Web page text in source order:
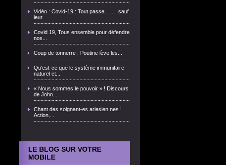
Vidéo : Covid-19 : Tout passe……. sauf
leur...
Covid 19, Tous ensemble pour défendre
nos...
Coup de tonnerre : Poutine lève les...
Qu'est-ce que le système immunitaire
naturel et...
« Nous sommes le pouvoir » ! Discours
de John...
Chant des soignant-es arlesien.nes !
Action,...
LE BLOG SUR VOTRE
MOBILE